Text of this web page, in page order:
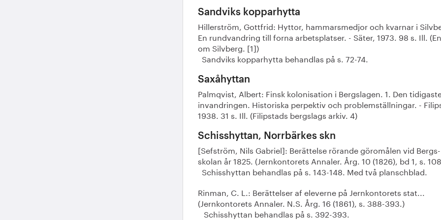
Sandviks kopparhytta
Hillerström, Gottfrid: Hyttor, hammarsmedjor och kvarnar i
En rundvandring till forna arbetsplatser. - Säter, 1973. 98 s. Ill.
om Silvberg. [1])
Sandviks kopparhytta behandlas på s. 72-74.
Saxåhyttan
Palmqvist, Albert: Finsk kolonisation i Bergslagen. 1. Den
invandringen. Historiska perpektiv och problemställningar. -
1938. 31 s. Ill. (Filipstads bergslags arkiv. 4)
Schisshyttan, Norrbärkes skn
[Sefström, Nils Gabriel]: Berättelse rörande göromålen vid Bergs-
skolan år 1825. (Jernkontorets Annaler. Årg. 10 (1826), bd 1, s.
Schisshyttan behandlas på s. 143-148. Med två planschblad.
Rinman, C. L.: Berättelser af eleverne på Jernkontorets stat...
(Jernkontorets Annaler. N.S. Årg. 16 (1861), s. 388-393.)
Schisshyttan behandlas på s. 392-393.